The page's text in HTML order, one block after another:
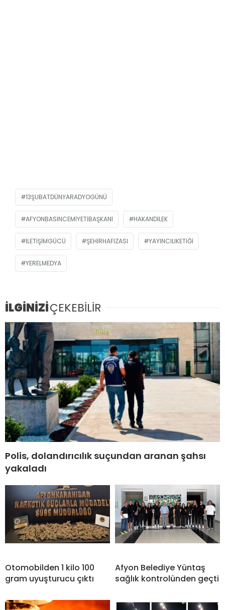
13ŞUBATDÜNYARADYOGÜNÜ
AFYONBASINCEMIYETIBAŞKANI HAKANDILEK
ILETIŞIMGÜCÜ ŞEHIRHAFIZASI YAYINCILIKETIĞI
YERELMEDYA
İLGİNİZİÇEKEBİLİR
Polis, dolandırıcılık suçundan aranan şahsı
yakaladı
Otomobilden 1 kilo 100
gram uyuşturucu çıktı
Afyon Belediye Yüntaş
sağlık kontrolünden geçti